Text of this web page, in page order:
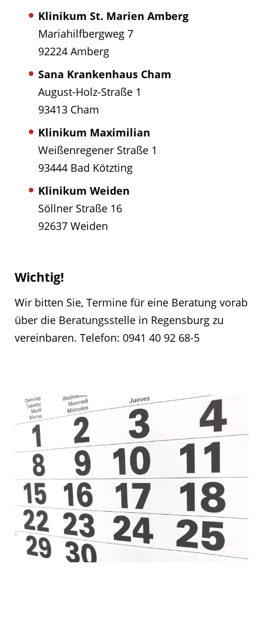
Klinikum St. Marien Amberg
Mariahilfbergweg 7
92224 Amberg
Sana Krankenhaus Cham
August-Holz-Straße 1
93413 Cham
Klinikum Maximilian
Weißenregener Straße 1
93444 Bad Kötzting
Klinikum Weiden
Söllner Straße 16
92637 Weiden
Wichtig!
Wir bitten Sie, Termine für eine Beratung vorab
über die Beratungsstelle in Regensburg zu
vereinbaren. Telefon: 0941 40 92 68-5